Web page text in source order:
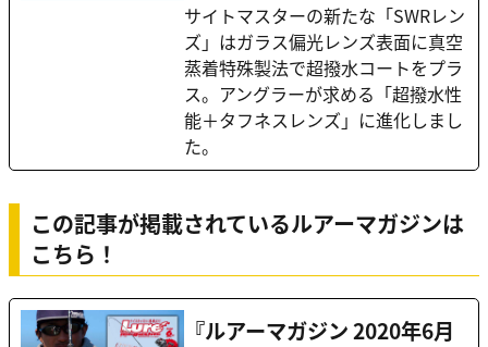
サイトマスターの新たな「SWRレン
ズ」はガラス偏光レンズ表面に真空
蒸着特殊製法で超撥水コートをプラ
ス。アングラーが求める「超撥水性
能＋タフネスレンズ」に進化しまし
た。
この記事が掲載されているルアーマガジンは
こちら！
『ルアーマガジン 2020年6月